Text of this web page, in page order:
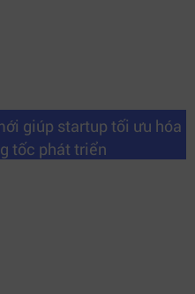
giúp startup tối ưu hóa
tốc phát triển